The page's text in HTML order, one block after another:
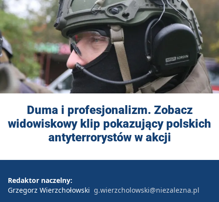
Duma i profesjonalizm. Zobacz
widowiskowy klip pokazujący polskich
antyterrorystów w akcji
Redaktor naczelny:
Grzegorz Wierzchołowski g.wierzcholowski@niezalezna.pl